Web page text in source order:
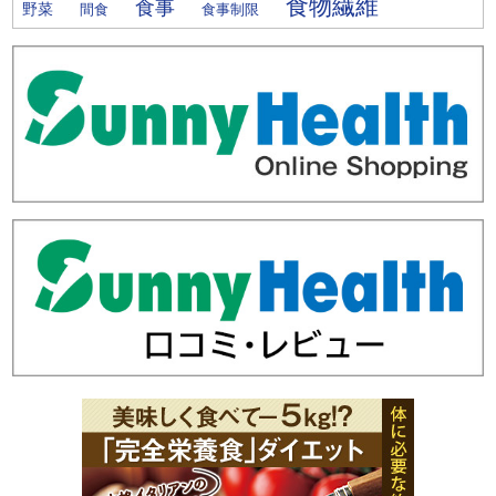
野菜 間食 食事 食事制限 食物繊維